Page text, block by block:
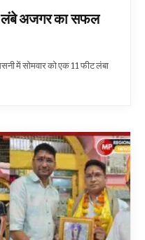
लंबे अजगर का सफल
में सोमवार को एक 11 फीट लंबा